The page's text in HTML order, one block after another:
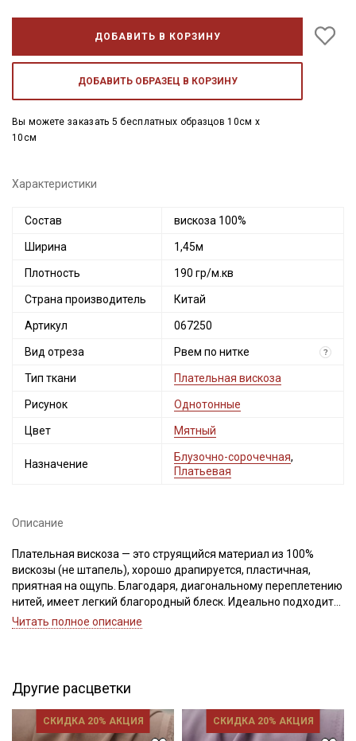
ДОБАВИТЬ В КОРЗИНУ
ДОБАВИТЬ ОБРАЗЕЦ В КОРЗИНУ
Вы можете заказать 5 бесплатных образцов 10см x
10см
Характеристики
Состав вискоза 100%
Ширина 1,45м
Плотность 190 гр/м.кв
Страна производитель Китай
Артикул 067250
Вид отреза Рвем по нитке ?
Тип ткани Плательная вискоза
Рисунок Однотонные
Цвет Мятный
Назначение
Блузочно-сорочечная,
Платьевая
Описание
Плательная вискоза — это струящийся материал из 100%
вискозы (не штапель), хорошо драпируется, пластичная,
приятная на ощупь. Благодаря, диагональному переплетению
нитей, имеет легкий благородный блеск. Идеально подходит
для пошива легкой одежды, отлично смотрится в изделиях
отрез в воде при t дальнейших стирок, но не выше 40С
(рекомендуется полоскание до прозрачной воды), подсушите
в один слой и слегка влажную ткань прогладьте теплым
утюгом, не растягивая с изнаночной стороны. У ярких
Читать полное описание
Другие расцветки
СКИДКА 20% АКЦИЯ СКИДКА 20% АКЦИЯ